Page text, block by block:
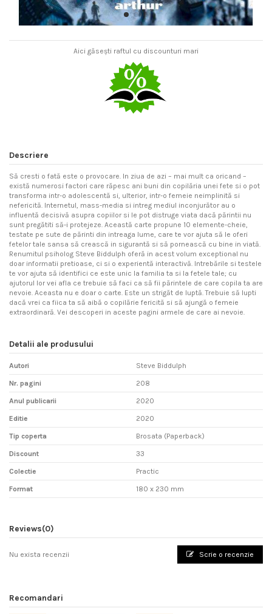
Aici găsești raftul cu discounturi mari
Descriere
Să cresti o fată este o provocare. In ziua de azi – mai mult ca oricand –
există numerosi factori care răpesc ani buni din copilăria unei fete si o pot
transforma intr-o adolescentă si, ulterior, intr-o femeie neimplinită si
nefericită. Internetul, mass-media si intreg mediul inconjurător au o
influentă decisivă asupra copiilor si le pot distruge viata dacă părintii nu
sunt pregătiti să-i protejeze. Această carte propune 10 elemente-cheie,
testate pe sute de părinti din intreaga lume, care te vor ajuta să le oferi
fetelor tale sansa să crească in sigurantă si să pornească cu bine in viată.
Renumitul psiholog Steve Biddulph oferă in acest volum exceptional nu
doar informatii pretioase, ci si o experientă interactivă. Intrebările si testele
te vor ajuta să identifici ce este unic la familia ta si la fetele tale; cu
ajutorul lor vei afla ce trebuie să faci ca să fii părintele de care copila ta are
nevoie. Aceasta nu e doar o carte. Este un strigăt de luptă. Trebuie să lupti
dacă vrei ca fiica ta să aibă o copilărie fericită si să ajungă o femeie
extraordinară. Vei descoperi in aceste pagini armele de care ai nevoie.
Detalii ale produsului
Autori Steve Biddulph
Nr. pagini 208
Anul publicarii 2020
Editie 2020
Tip coperta Brosata (Paperback)
Discount 33
Colectie Practic
Format 180 x 230 mm
Reviews(0)
Nu exista recenzii Scrie o recenzie
Recomandari